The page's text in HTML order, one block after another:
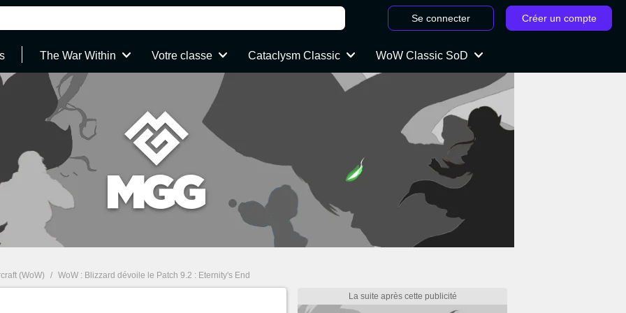
Se connecter Créer un compte
The War Within Votre classe Cataclysm Classic WoW Classic SoD
(WoW) / WoW : Blizzard dévoile le Patch 9.2 : Eternity's End